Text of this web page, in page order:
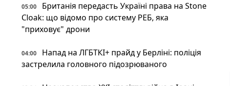
05:00
Британія передасть Україні права на Stone
Cloak: що відомо про систему РЕБ, яка
"приховує" дрони
04:00
Напад на ЛГБТКІ+ прайд у Берліні: поліція
застрелила головного підозрюваного